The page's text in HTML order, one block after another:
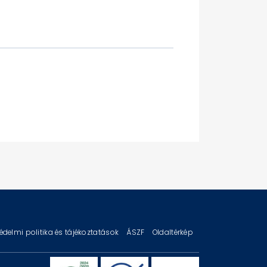
politika és tájékoztatások ÁSZF Oldaltérkép